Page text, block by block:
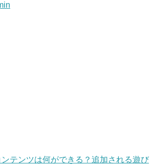
テンツは何ができる？追加される遊び